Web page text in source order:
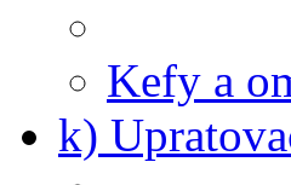
Kefy a
k)